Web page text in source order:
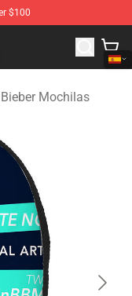
$100
Bieber Merchandise
Mochilas